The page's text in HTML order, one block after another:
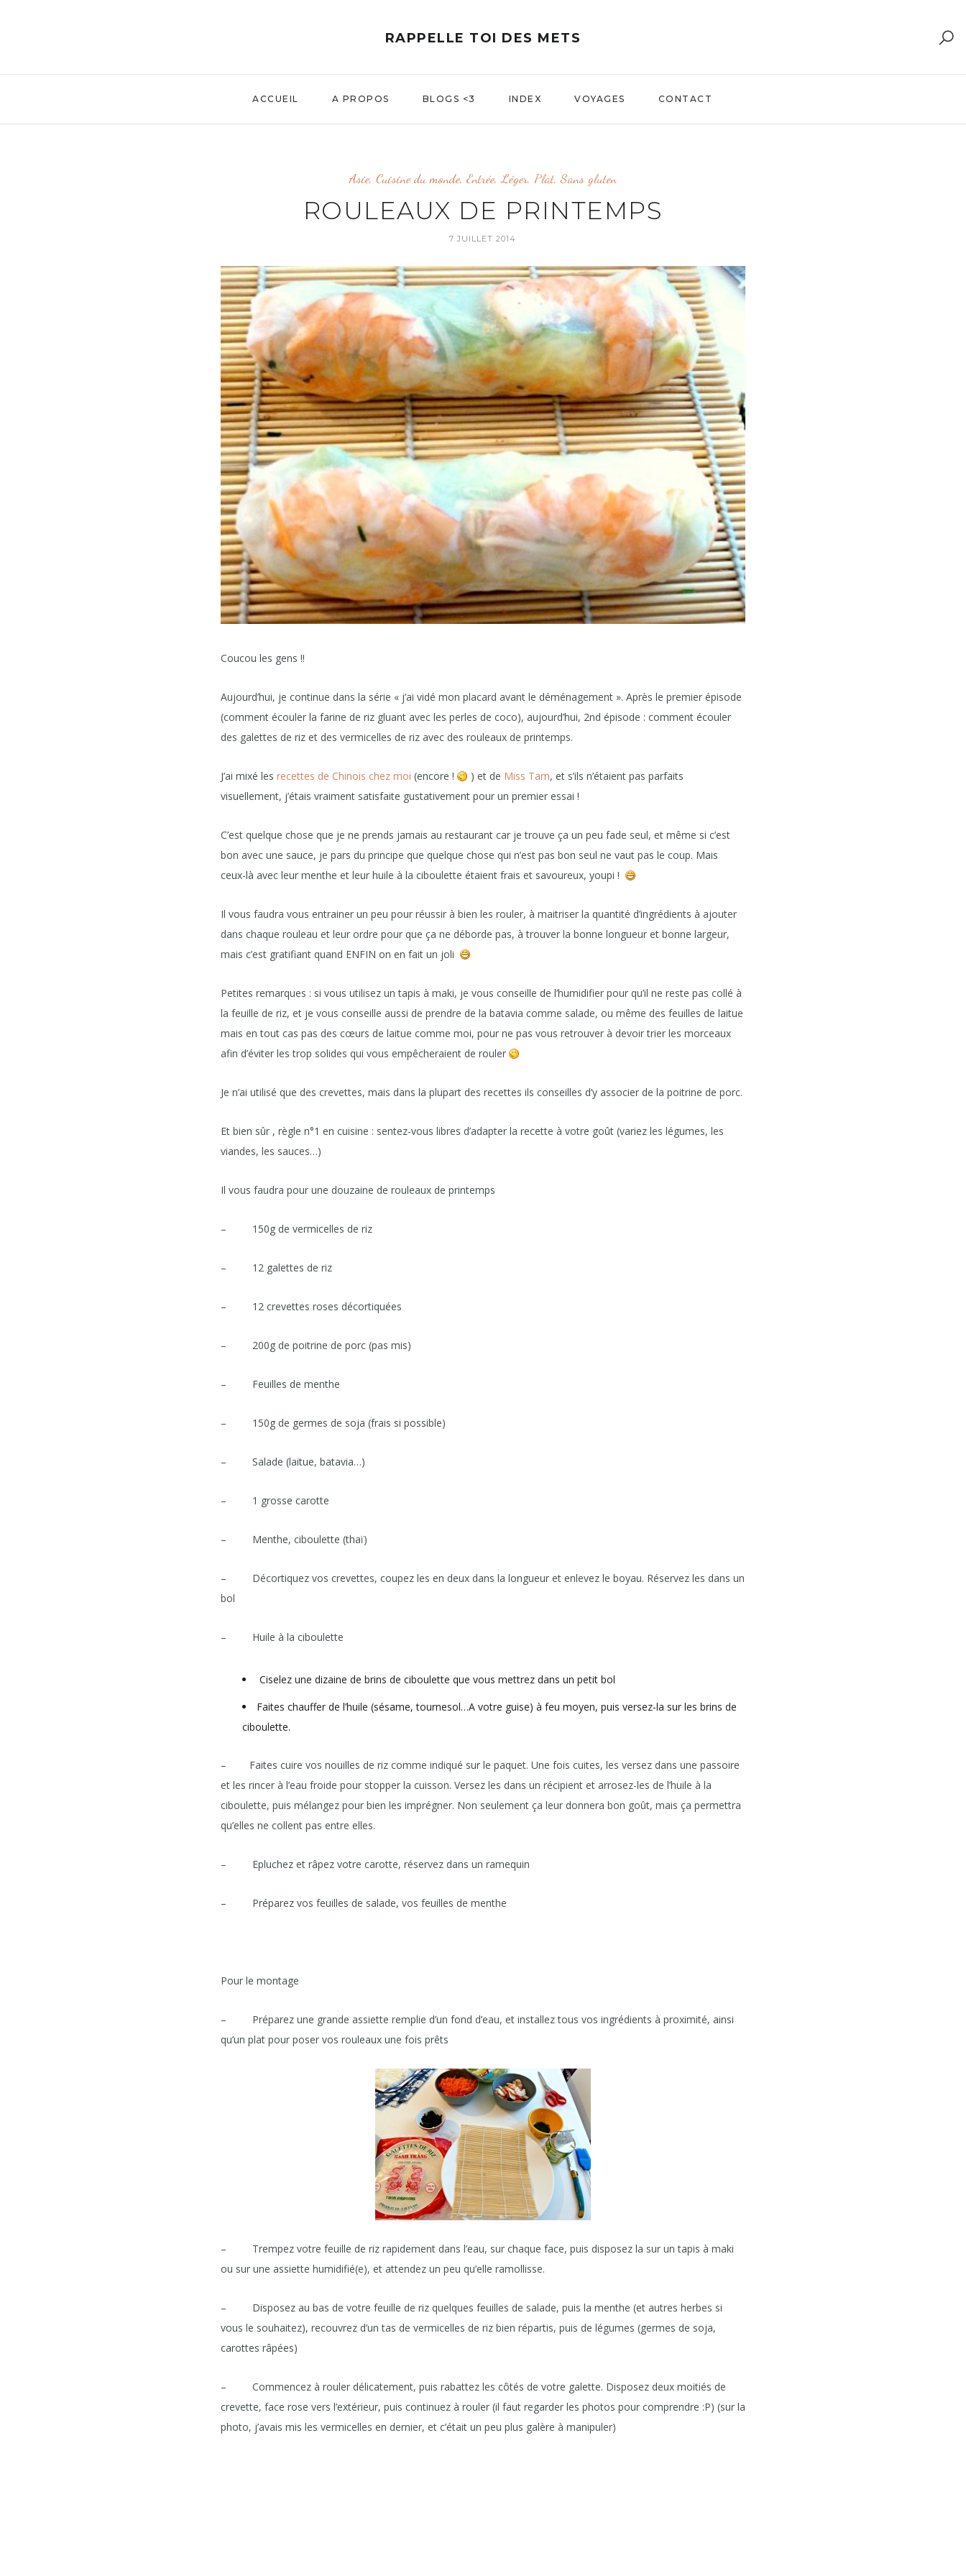
RAPPELLE TOI DES METS
ACCUEIL A PROPOS BLOGS <3 INDEX VOYAGES CONTACT
Asie, Cuisine du monde, Entrée,Léger, Plat,Sans gluten
ROULEAUX DE PRINTEMPS
7 JUILLET 2014
Coucou les gens !!
Aujourd’hui, je continue dans la série « j’ai vidé mon placard avant le déménagement ». Après le premier épisode
(comment écouler la farine de riz gluant avec les perles de coco), aujourd’hui, 2nd épisode : comment écouler
des galettes de riz et des vermicelles de riz avec des rouleaux de printemps.
J’ai mixé les recettes de Chinois chez moi (encore ! ) et de Miss Tam, et s’ils n’étaient pas parfaits
visuellement, j’étais vraiment satisfaite gustativement pour un premier essai !
C’est quelque chose que je ne prends jamais au restaurant car je trouve ça un peu fade seul, et même si c’est
bon avec une sauce, je pars du principe que quelque chose qui n’est pas bon seul ne vaut pas le coup. Mais
ceux-là avec leur menthe et leur huile à la ciboulette étaient frais et savoureux, youpi !
Il vous faudra vous entrainer un peu pour réussir à bien les rouler, à maitriser la quantité d’ingrédients à ajouter
dans chaque rouleau et leur ordre pour que ça ne déborde pas, à trouver la bonne longueur et bonne largeur,
mais c’est gratifiant quand ENFIN on en fait un joli
Petites remarques : si vous utilisez un tapis à maki, je vous conseille de l’humidifier pour qu’il ne reste pas collé à
la feuille de riz, et je vous conseille aussi de prendre de la batavia comme salade, ou même des feuilles de laitue
mais en tout cas pas des cœurs de laitue comme moi, pour ne pas vous retrouver à devoir trier les morceaux
afin d’éviter les trop solides qui vous empêcheraient de rouler
Je n’ai utilisé que des crevettes, mais dans la plupart des recettes ils conseilles d’y associer de la poitrine de porc.
Et bien sûr , règle n°1 en cuisine : sentez-vous libres d’adapter la recette à votre goût (variez les légumes, les
viandes, les sauces…)
Il vous faudra pour une douzaine de rouleaux de printemps
– 150g de vermicelles de riz
– 12 galettes de riz
– 12 crevettes roses décortiquées
– 200g de poitrine de porc (pas mis)
– Feuilles de menthe
– 150g de germes de soja (frais si possible)
– Salade (laitue, batavia…)
– 1 grosse carotte
– Menthe, ciboulette (thaï)
– Décortiquez vos crevettes, coupez les en deux dans la longueur et enlevez le boyau. Réservez les dans un
bol
– Huile à la ciboulette
Ciselez une dizaine de brins de ciboulette que vous mettrez dans un petit bol
Faites chauffer de l’huile (sésame, tournesol…A votre guise) à feu moyen, puis versez-la sur les brins de
ciboulette.
– Faites cuire vos nouilles de riz comme indiqué sur le paquet. Une fois cuites, les versez dans une passoire
et les rincer à l’eau froide pour stopper la cuisson. Versez les dans un récipient et arrosez-les de l’huile à la
ciboulette, puis mélangez pour bien les imprégner. Non seulement ça leur donnera bon goût, mais ça permettra
qu’elles ne collent pas entre elles.
– Epluchez et râpez votre carotte, réservez dans un ramequin
– Préparez vos feuilles de salade, vos feuilles de menthe
Pour le montage
– Préparez une grande assiette remplie d’un fond d’eau, et installez tous vos ingrédients à proximité, ainsi
qu’un plat pour poser vos rouleaux une fois prêts
– Trempez votre feuille de riz rapidement dans l’eau, sur chaque face, puis disposez la sur un tapis à maki
ou sur une assiette humidifié(e), et attendez un peu qu’elle ramollisse.
– Disposez au bas de votre feuille de riz quelques feuilles de salade, puis la menthe (et autres herbes si
vous le souhaitez), recouvrez d’un tas de vermicelles de riz bien répartis, puis de légumes (germes de soja,
carottes râpées)
– Commencez à rouler délicatement, puis rabattez les côtés de votre galette. Disposez deux moitiés de
crevette, face rose vers l’extérieur, puis continuez à rouler (il faut regarder les photos pour comprendre :P) (sur la
photo, j’avais mis les vermicelles en dernier, et c’était un peu plus galère à manipuler)